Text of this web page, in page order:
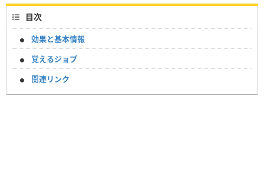
目次
効果と基本情報
覚えるジョブ
関連リンク